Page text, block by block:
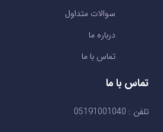
سوالات متداول
درباره ما
تماس با ما
تماس با ما
تلفن : 05191001040